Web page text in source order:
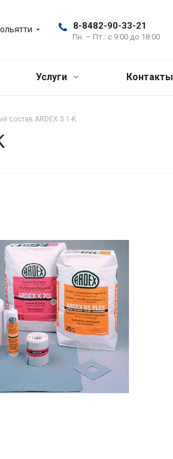
8-8482-90-33-21
Пн. – Пт.: с 9:00 до 18:00
Услуги Контакты
состав ARDEX S 1-K